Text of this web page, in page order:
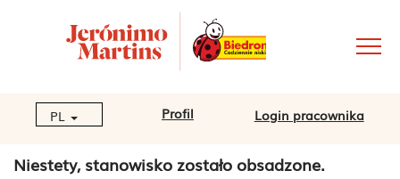
PL Profil Login pracownika
Niestety, stanowisko zostało obsadzone.